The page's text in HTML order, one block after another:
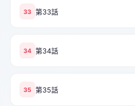
33 第33話
34 第34話
35 第35話